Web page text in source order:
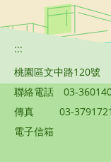
:::
桃園區文中路120號
聯絡電話
03-
傳真
03-3791721
電子信箱